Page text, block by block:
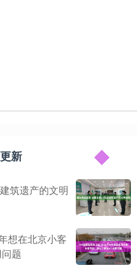
新
筑遗产的文明
想在北京小客
题